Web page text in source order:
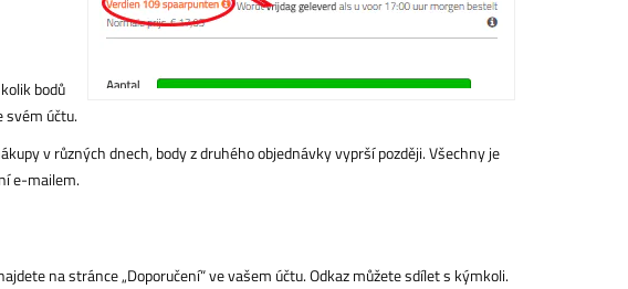
bodů
svém účtu.
v různých dnech, body z druhého objednávky vyprší později. Všechny je
e-mailem.
na stránce „Doporučení“ ve vašem účtu. Odkaz můžete sdílet s kýmkoli.